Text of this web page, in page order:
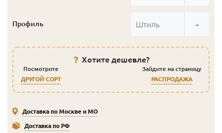
Профиль Штиль
Хотите дешевле?
Посмотрите
ДРУГОЙ СОРТ
Зайдите на страницу
РАСПРОДАЖА
Доставка по Москве и МО
Доставка по РФ